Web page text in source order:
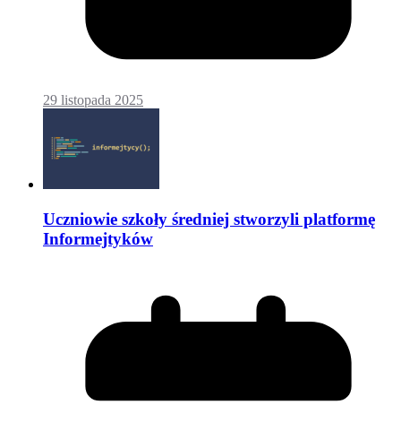
29 listopada 2025
Uczniowie szkoły średniej stworzyli platformę
Informejtyków